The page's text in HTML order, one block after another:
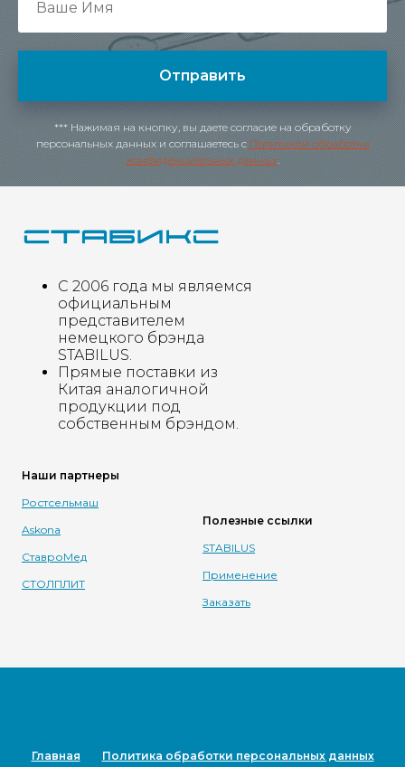
Отправить
*** Нажимая на кнопку, вы даете согласие на обработку
персональных данных и соглашаетесь c Политикой обработки
конфиденциальных данных.
С 2006 года мы являемся
официальным
представителем
немецкого брэнда
STABILUS.
Прямые поставки из
Китая аналогичной
продукции под
собственным брэндом.
Наши партнеры
Ростсельмаш
Askona
СтавроМед
СТОЛПЛИТ
Полезные ссылки
STABILUS
Применение
Заказать
Главная Политика обработки персональных данных